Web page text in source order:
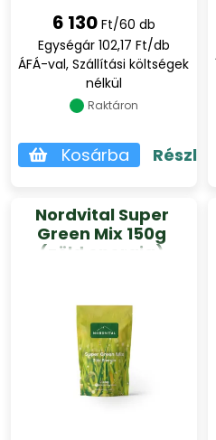
6 130 Ft/60 db
Egységár 102,17 Ft/db
ÁFÁ-val, Szállítási költségek
nélkül
Raktáron
Kosárba
Nordvital Super
Green Mix 150g
(zöld energia)